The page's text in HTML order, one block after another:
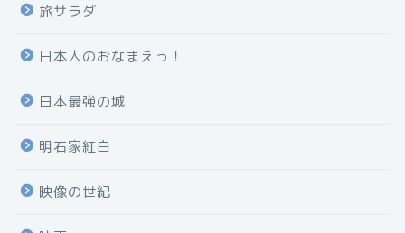
旅サラダ
日本人のおなまえっ！
日本最強の城
明石家紅白
映像の世紀